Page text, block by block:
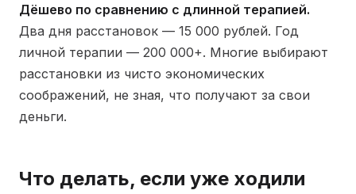
Дёшево по сравнению с длинной терапией.
Два дня расстановок — 15 000 рублей. Год
личной терапии — 200 000+. Многие выбирают
расстановки из чисто экономических
соображений, не зная, что получают за свои
деньги.
Что делать, если уже ходили